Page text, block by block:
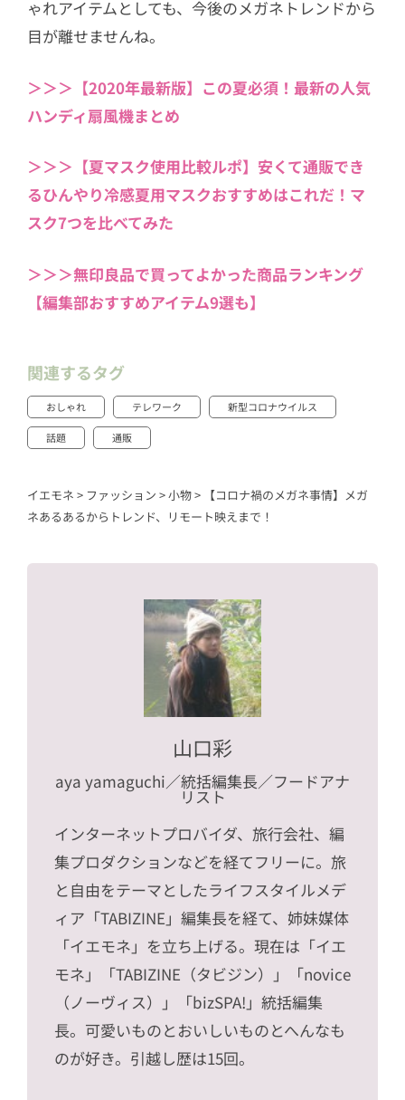
ゃれアイテムとしても、今後のメガネトレンドから
目が離せませんね。
＞＞＞【2020年最新版】この夏必須！最新の人気
ハンディ扇風機まとめ
＞＞＞【夏マスク使用比較ルポ】安くて通販でき
るひんやり冷感夏用マスクおすすめはこれだ！マ
スク7つを比べてみた
＞＞＞無印良品で買ってよかった商品ランキング
【編集部おすすめアイテム9選も】
関連するタグ
おしゃれ テレワーク 新型コロナウイルス
話題 通販
イエモネ > ファッション >小物> 【コロナ禍のメガネ事情】メガ
ネあるあるからトレンド、リモート映えまで！
山口彩
aya yamaguchi／統括編集長／フードアナ
リスト
インターネットプロバイダ、旅行会社、編
集プロダクションなどを経てフリーに。旅
と自由をテーマとしたライフスタイルメデ
ィア「TABIZINE」編集長を経て、姉妹媒体
「イエモネ」を立ち上げる。現在は「イエ
モネ」「TABIZINE（タビジン）」「novice
（ノーヴィス）」「bizSPA!」統括編集
長。可愛いものとおいしいものとへんなも
のが好き。引越し歴は15回。